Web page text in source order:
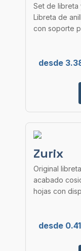
Set de libreta
Libreta de
con soporte
desde
Zurix
Original
acabado
hojas con
desde